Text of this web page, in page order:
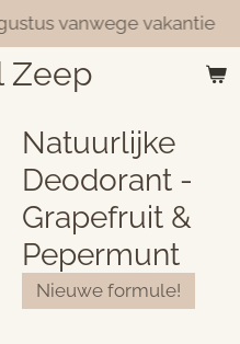
Zeep
vanwege vakantie
Natuurlijke
Deodorant -
Grapefruit &
Pepermunt
Nieuwe formule!